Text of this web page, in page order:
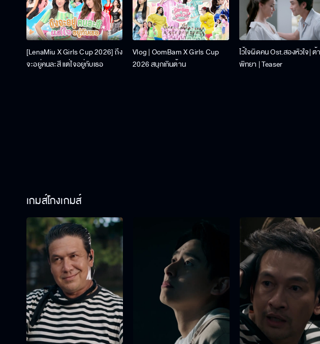
[LenaMiu X Girls Cup 2026] ถึง
จะอยู่คนละสี แต่ใจอยู่กับเธอ
Vlog | OomBam X Girls Cup
2026 สนุกเกินต้าน
ไว้ใจผิดคน Ost.สองหัวใจ| ต้
พิทยา | Teaser
เกมส์โกงเกมส์